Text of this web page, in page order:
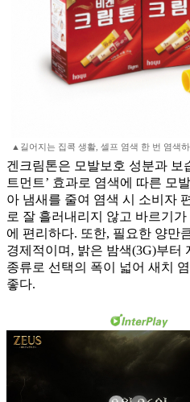
▲길어지는 집콕 생활, 셀프 염색 한 번 염색
겐크림톤은 모발보호 성분과 보
트먼트’ 효과로 염색에 따른 모
아 냄새를 줄여 염색 시 소비자
로 잘 흘러내리지 않고 바르기
에 편리하다. 또한, 필요한 양만
경제적이며, 밝은 밤색(3G)부터
종류로 선택의 폭이 넓어 새치
좋다.